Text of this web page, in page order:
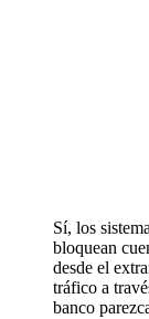
Sí, los
bloquean
desde el
tráfico a
banco